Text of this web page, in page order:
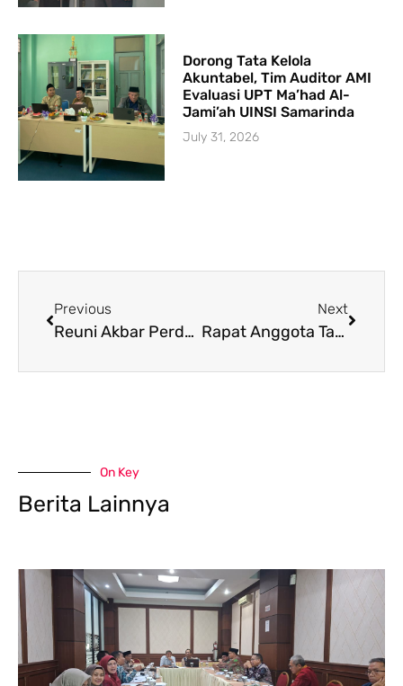
Dorong Tata Kelola
Akuntabel, Tim Auditor AMI
Evaluasi UPT Ma’had Al-
Jami’ah UINSI Samarinda
July 31, 2026
Previous
Reuni Akbar Perdana STAIN-IAIN-UINSI Samarinda Sukses Digelar, Diwarnai dengan Kisah Inspiratif Alumni dan Penyerahan Tanah Waqaf
Next
Rapat Anggota Tahunan KPN RI STAIN Sultan Sulaiman Samarinda Tahun 2024 Sukses Di Gelar
On Key
Berita Lainnya